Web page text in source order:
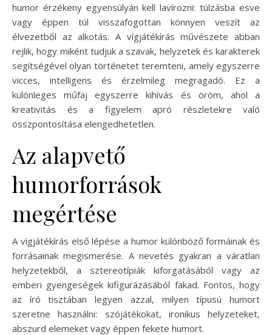
humor érzékeny egyensúlyán kell lavírozni: túlzásba esve
vagy éppen túl visszafogottan könnyen veszít az
élvezetből az alkotás. A vígjátékírás művészete abban
rejlik, hogy miként tudjuk a szavak, helyzetek és karakterek
segítségével olyan történetet teremteni, amely egyszerre
vicces, intelligens és érzelmileg megragadó. Ez a
különleges műfaj egyszerre kihívás és öröm, ahol a
kreativitás és a figyelem apró részletekre való
összpontosítása elengedhetetlen.
Az alapvető
humorforrások
megértése
A vígjátékírás első lépése a humor különböző formáinak és
forrásainak megismerése. A nevetés gyakran a váratlan
helyzetekből, a sztereotípiák kiforgatásából vagy az
emberi gyengeségek kifigurázásából fakad. Fontos, hogy
az író tisztában legyen azzal, milyen típusú humort
szeretne használni: szójátékokat, ironikus helyzeteket,
abszurd elemeket vagy éppen fekete humort.